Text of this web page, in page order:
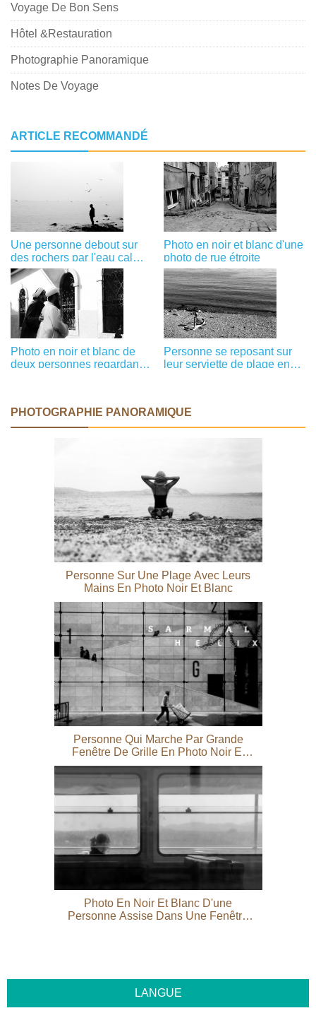
Voyage De Bon Sens
Hôtel &Restauration
Photographie Panoramique
Notes De Voyage
ARTICLE RECOMMANDÉ
Une personne debout sur
des rochers par l'eau calme
en photo noir et blanc
Photo en noir et blanc d'une
photo de rue étroite
Photo en noir et blanc de
deux personnes regardant
Personne se reposant sur
leur serviette de plage en
PHOTOGRAPHIE PANORAMIQUE
Personne Sur Une Plage Avec Leurs
Mains En Photo Noir Et Blanc
Personne Qui Marche Par Grande
Fenêtre De Grille En Photo Noir Et
Blanc
Photo En Noir Et Blanc D'une
Personne Assise Dans Une Fenêtre